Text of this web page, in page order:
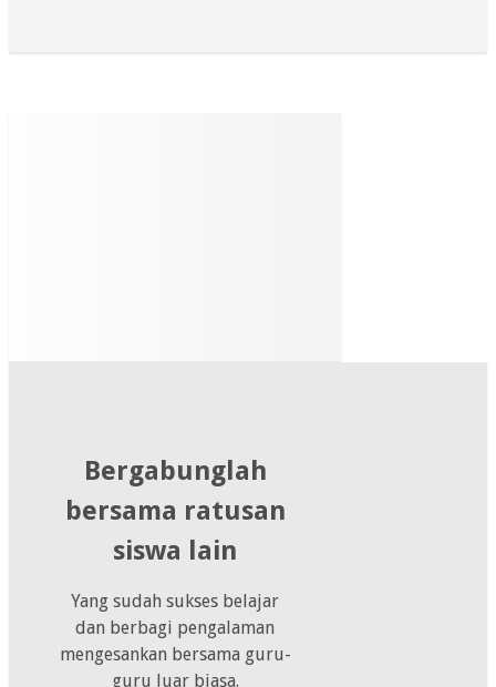
Bergabunglah
bersama ratusan
siswa lain
Yang sudah sukses belajar
dan berbagi pengalaman
mengesankan bersama guru-
guru luar biasa.